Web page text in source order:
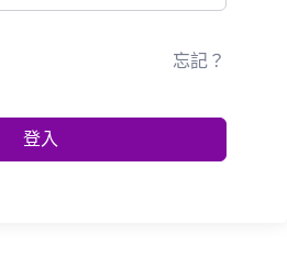
忘記？
登入